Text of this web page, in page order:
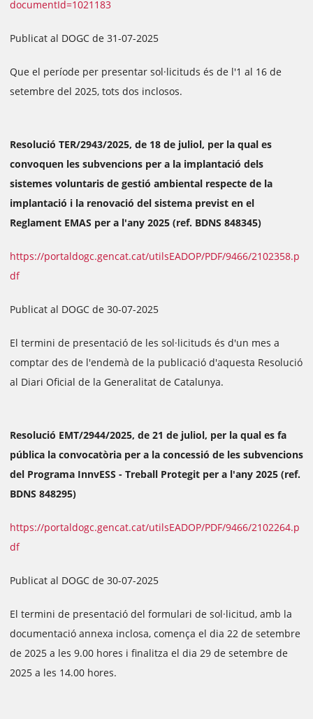
documentId=1021183
Publicat al DOGC de 31-07-2025
Que el període per presentar sol·licituds és de l'1 al 16 de
setembre del 2025, tots dos inclosos.
Resolució TER/2943/2025, de 18 de juliol, per la qual es
convoquen les subvencions per a la implantació dels
sistemes voluntaris de gestió ambiental respecte de la
implantació i la renovació del sistema previst en el
Reglament EMAS per a l'any 2025 (ref. BDNS 848345)
https://portaldogc.gencat.cat/utilsEADOP/PDF/9466/2102358.p
df
Publicat al DOGC de 30-07-2025
El termini de presentació de les sol·licituds és d'un mes a
comptar des de l'endemà de la publicació d'aquesta Resolució
al Diari Oficial de la Generalitat de Catalunya.
Resolució EMT/2944/2025, de 21 de juliol, per la qual es fa
pública la convocatòria per a la concessió de les subvencions
del Programa InnvESS - Treball Protegit per a l'any 2025 (ref.
BDNS 848295)
https://portaldogc.gencat.cat/utilsEADOP/PDF/9466/2102264.p
df
Publicat al DOGC de 30-07-2025
El termini de presentació del formulari de sol·licitud, amb la
documentació annexa inclosa, comença el dia 22 de setembre
de 2025 a les 9.00 hores i finalitza el dia 29 de setembre de
2025 a les 14.00 hores.